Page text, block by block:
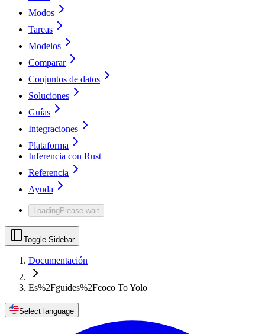
Modos
Tareas
Modelos
Comparar
Conjuntos de datos
Soluciones
Guías
Integraciones
Plataforma
Inferencia con Rust
Referencia
Ayuda
LoadingPlease wait
Toggle Sidebar
Documentación
Es%2Fguides%2Fcoco To Yolo
Select language